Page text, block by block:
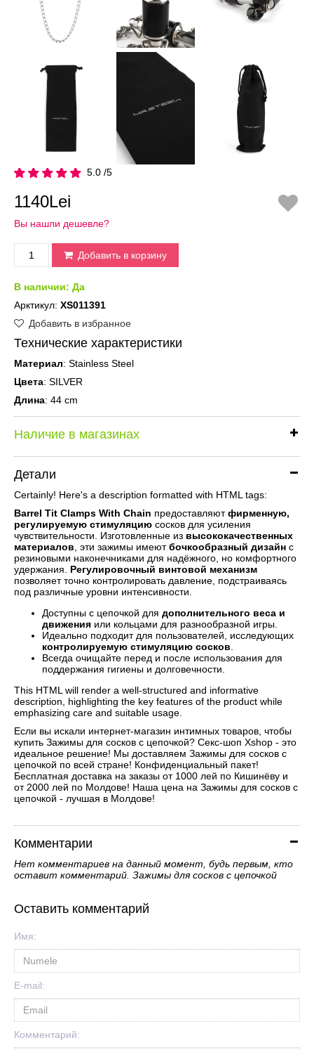
5.0 /5
1140Lei
Вы нашли дешевле?
Добавить в корзину
В наличии: Да
Арктикул: XS011391
Добавить в избранное
Технические характеристики
Материал: Stainless Steel
Цвета: SILVER
Длина: 44 cm
Наличие в магазинах
Детали
Certainly! Here's a description formatted with HTML tags:
Barrel Tit Clamps With Chain предоставляютфирменную,
регулируемую стимуляцию сосков для усиления
чувствительности. Изготовленные из высококачественных
материалов, эти зажимы имеютбочкообразный дизайн с
резиновыми наконечниками для надёжного, но комфортного
удержания. Регулировочный винтовой механизм
позволяет точно контролировать давление, подстраиваясь
под различные уровни интенсивности.
Доступны с цепочкой для дополнительного веса и
движения или кольцами для разнообразной игры.
Идеально подходит для пользователей, исследующих
контролируемую стимуляцию сосков.
Всегда очищайте перед и после использования для
поддержания гигиены и долговечности.
This HTML will render a well-structured and informative
description, highlighting the key features of the product while
emphasizing care and suitable usage.
Если вы искали интернет-магазин интимных товаров, чтобы
купить Зажимы для сосков с цепочкой? Секс-шоп Xshop - это
идеальное решение! Мы доставляем Зажимы для сосков с
цепочкой по всей стране! Конфиденциальный пакет!
Бесплатная доставка на заказы от 1000 лей по Кишинёву и
от 2000 лей по Молдове! Наша цена на Зажимы для сосков с
цепочкой - лучшая в Молдове!
Комментарии
Нет комментариев на данный момент, будь первым, кто
оставит комментарий. Зажимы для сосков с цепочкой
Оставить комментарий
Имя:
E-mail:
Комментарий: